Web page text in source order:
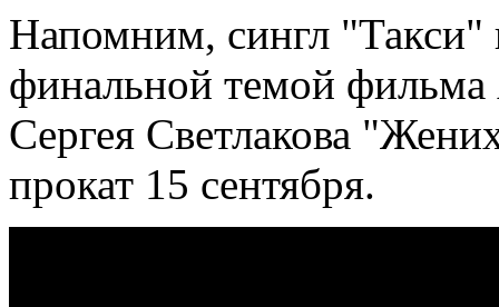
Напомним, сингл "Такси"
финальной темой фильма
Сергея Светлакова
прокат 15 сентября.